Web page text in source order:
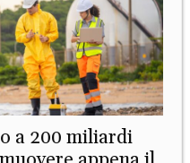
a 200 miliardi